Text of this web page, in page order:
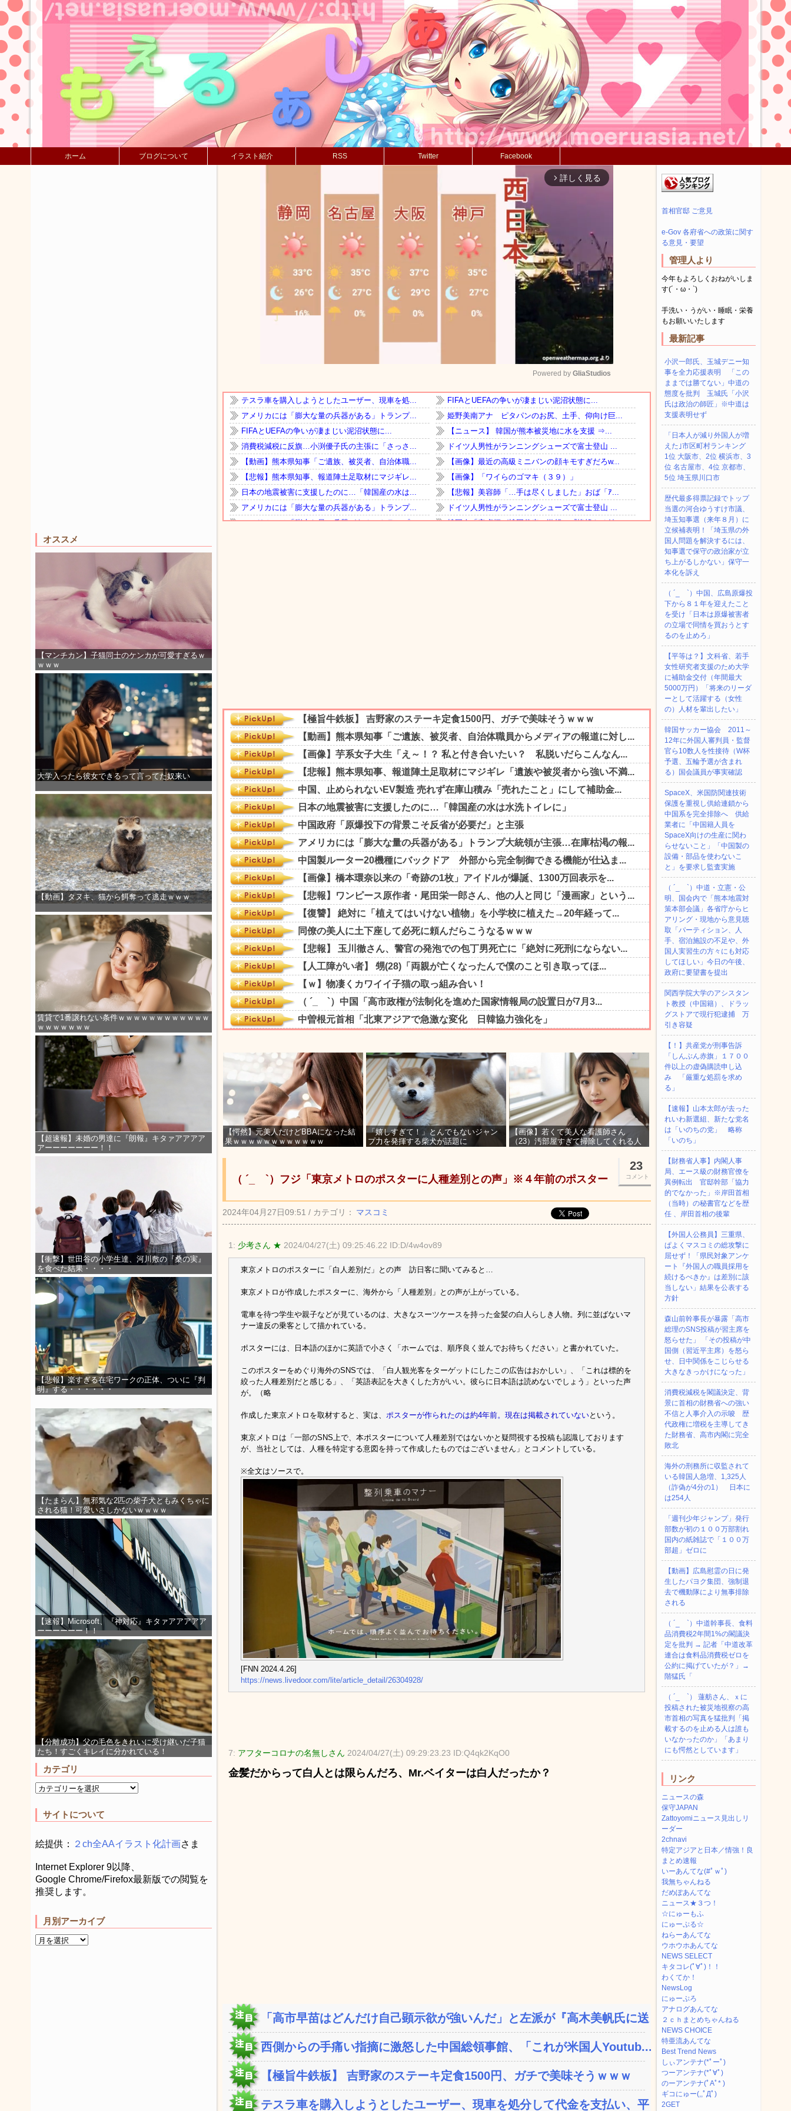
ホーム ブログについて イラスト紹介 RSS Twitter Facebook
オススメ
【マンチカン】子猫同士のケンカが可愛すぎるｗ
ｗｗｗ
大学入ったら彼女できるって言ってた奴来い
【動画】タヌキ、猫から餌奪って逃走ｗｗｗ
賃貸で1番譲れない条件ｗｗｗｗｗｗｗｗｗｗｗｗ
ｗｗｗｗｗｗｗ
【超速報】未婚の男達に『朗報』キタァアアアア
アーーーーーーー！！
【衝撃】世田谷の小学生達、河川敷の『桑の実』
を食べた結果・・・・
【悲報】楽すぎる在宅ワークの正体、ついに『判
明』する・・・・・・
【たまらん】無邪気な2匹の柴子犬ともみくちゃに
される猫！可愛いさしかないｗｗｗｗ
【速報】Microsoft、『神対応』キタァアアアアア
ーーーーーー！！
【分離成功】父の毛色をきれいに受け継いだ子猫
たち！すごくキレイに分かれている！
カテゴリ
サイトについて
絵提供： ２ch全AAイラスト化計画さま
Internet Explorer 9以降、
Google Chrome/Firefox最新版での閲覧を
推奨します。
月別アーカイブ
arrow_forward_ios 詳しく見る
Mute
Powered by GliaStudios
【愕然】元美人だけどBBAになった結
果ｗｗｗｗｗｗｗｗｗｗｗｗ
「嬉しすぎて！」とんでもないジャン
プ力を発揮する柴犬が話題に
【画像】若くて美人な看護師さん
（23）汚部屋すぎて掃除してくれる人
23
コメント
（ ´_ゝ`）フジ「東京メトロのポスターに人種差別との声」※４年前のポスター
2024年04月27日09:51 / カテゴリ： マスコミ
1: 少考さん ★ 2024/04/27(土) 09:25:46.22 ID:D/4w4ov89
東京メトロのポスターに「白人差別だ」との声 訪日客に聞いてみると…
東京メトロが作成したポスターに、海外から「人種差別」との声が上がっている。
電車を待つ学生や親子などが見ているのは、大きなスーツケースを持った金髪の白人らしき人物。列に並ばないマ
ナー違反の乗客として描かれている。
ポスターには、日本語のほかに英語で小さく「ホームでは、順序良く並んでお待ちください」と書かれていた。
このポスターをめぐり海外のSNSでは、「白人観光客をターゲットにしたこの広告はおかしい」、「これは標的を
絞った人種差別だと感じる」、「英語表記を大きくした方がいい。彼らに日本語は読めないでしょう」といった声
が。（略
作成した東京メトロを取材すると、実は、 ポスターが作られたのは約4年前。現在は掲載されていないという。
東京メトロは「一部のSNS上で、本ポスターについて人種差別ではないかと疑問視する投稿も認識しております
が、当社としては、人種を特定する意図を持って作成したものではございません」とコメントしている。
※全文はソースで。
[FNN 2024.4.26]
https://news.livedoor.com/lite/article_detail/26304928/
7: アフターコロナの名無しさん 2024/04/27(土) 09:29:23.23 ID:Q4qk2KqO0
金髪だからって白人とは限らんだろ、Mr.ベイターは白人だったか？
「高市早苗はどんだけ自己顕示欲が強いんだ」と左派が『高木美帆氏に送られ...
西側からの手痛い指摘に激怒した中国総領事館、「これが米国人Youtub...
【極旨牛鉄板】 吉野家のステーキ定食1500円、ガチで美味そうｗｗｗ
テスラ車を購入しようとしたユーザー、現車を処分して代金を支払い、平日の...
首相官邸 ご意見
e-Gov 各府省への政策に関す
る意見・要望
管理人より
今年もよろしくおねがいしま
す(´・ω・`)
手洗い・うがい・睡眠・栄養
もお願いいたします
最新記事
小沢一郎氏、玉城デニー知
事を全力応援表明 「この
ままでは勝てない」中道の
態度を批判 玉城氏「小沢
氏は政治の師匠」※中道は
支援表明せず
「日本人が減り外国人が増
えた｣市区町村ランキング
1位 大阪市、2位 横浜市、3
位 名古屋市、4位 京都市、
5位 埼玉県川口市
歴代最多得票記録でトップ
当選の河合ゆうすけ市議、
埼玉知事選（来年８月）に
立候補表明！「埼玉県の外
国人問題を解決するには、
知事選で保守の政治家が立
ち上がるしかない」保守一
本化を訴え
（ ´_ゝ`）中国、広島原爆投
下から８１年を迎えたこと
を受け「日本は原爆被害者
の立場で同情を買おうとす
るのを止めろ」
【平等は？】文科省、若手
女性研究者支援のため大学
に補助金交付（年間最大
5000万円）「将来のリーダ
ーとして活躍する（女性
の）人材を輩出したい」
韓国サッカー協会 2011～
12年に外国人審判員・監督
官ら10数人を性接待（W杯
予選、五輪予選が含まれ
る）国会議員が事実確認
SpaceX、米国防関連技術
保護を重視し供給連鎖から
中国系を完全排除へ 供給
業者に「中国籍人員を
SpaceX向けの生産に関わ
らせないこと」「中国製の
設備・部品を使わないこ
と」を要求し監査実施
（ ´_ゝ`）中道・立憲・公
明、国会内で「熊本地震対
策本部会議」各省庁からヒ
アリング・現地から意見聴
取「パーティション、人
手、宿泊施設の不足や、外
国人実習生の方々にも対応
してほしい」今日の午後、
政府に要望書を提出
関西学院大学のアシスタン
ト教授（中国籍）、ドラッ
グストアで現行犯逮捕 万
引き容疑
【！】共産党が刑事告訴
「しんぶん赤旗」１７００
件以上の虚偽購読申し込
み 「厳重な処罰を求め
る」
【速報】山本太郎が去った
れいわ新選組、新たな党名
は「いのちの党」 略称
「いのち」
【財務省人事】内閣人事
局、エース級の財務官僚を
異例転出 官邸幹部「協力
的でなかった」※岸田首相
（当時）の秘書官などを歴
任 、岸田首相の後輩
【外国人公務員】三重県、
ぱよくマスコミの総攻撃に
屈せず！「県民対象アンケ
ート『外国人の職員採用を
続けるべきか』は差別に該
当しない」結果を公表する
方針
森山前幹事長が暴露「高市
総理のSNS投稿が習主席を
怒らせた」 「その投稿が中
国側（習近平主席）を怒ら
せ、日中関係をこじらせる
大きなきっかけになった」
消費税減税を閣議決定、背
景に首相の財務省への強い
不信と人事介入の示唆 歴
代政権に増税を主導してき
た財務省、高市内閣に完全
敗北
海外の刑務所に収監されて
いる韓国人急増、1,325人
（詐偽が4分の1） 日本に
は254人
「週刊少年ジャンプ」発行
部数が初の１００万部割れ
国内の紙雑誌で「１００万
部超」ゼロに
【動画】広島慰霊の日に発
生したパヨク集団、強制退
去で機動隊により無事排除
される
（ ´_ゝ`）中道幹事長、食料
品消費税2年間1%の閣議決
定を批判 → 記者「中道改革
連合は食料品消費税ゼロを
公約に掲げていたが？」→
階猛氏「
（ ´_ゝ`） 蓮舫さん、ｘに
投稿された被災地視察の高
市首相の写真を猛批判「掲
載するのを止める人は誰も
いなかったのか」「あまり
にも愕然としています」
リンク
ニュースの森
保守JAPAN
Zattoyomiニュース見出しリ
ーダー
2chnavi
特定アジアと日本／情強！良
まとめ速報
いーあんてな(#ﾟｗﾟ)
我無ちゃんねる
だめぽあんてな
ニュース★３つ！
☆にゅーもふ
にゅーぷる☆
ねらーあんてな
ウホウホあんてな
NEWS SELECT
キタコレ(ﾟ∀ﾟ)！！
わくてか！
NewsLog
にゅーぷろ
アナログあんてな
２ｃｈまとめちゃんねる
NEWS CHOICE
特亜流あんてな
Best Trend News
しぃアンテナ(*ﾟーﾟ)
つーアンテナ(*ﾟ∀ﾟ)
のーアンテナ(ﾟAﾟ* )
ギコにゅー(,,ﾟДﾟ)
2GET